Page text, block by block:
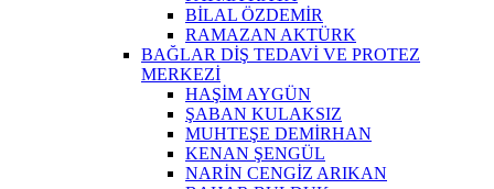
BİLAL ÖZDEMİR
RAMAZAN AKTÜRK
BAĞLAR DİŞ TEDAVİ VE PROTEZ
MERKEZİ
HAŞİM AYGÜN
ŞABAN KULAKSIZ
MUHTEŞE DEMİRHAN
KENAN ŞENGÜL
NARİN CENGİZ ARIKAN